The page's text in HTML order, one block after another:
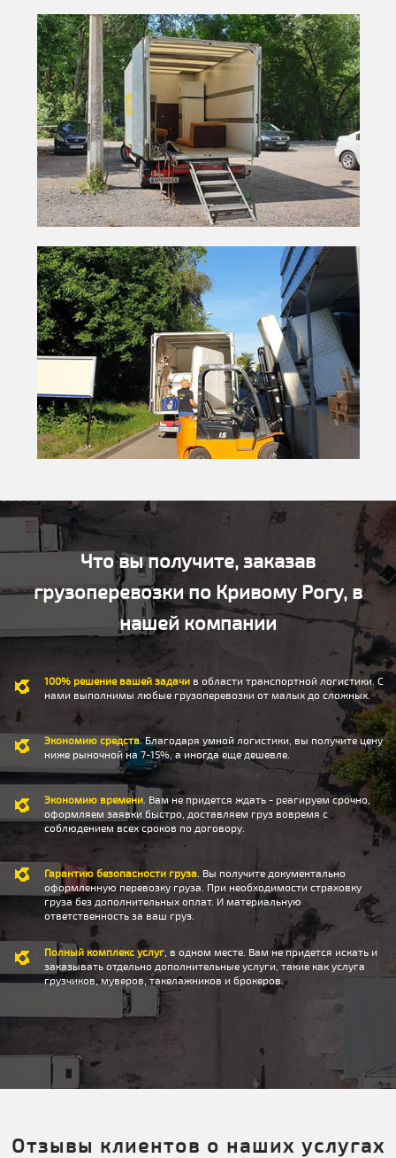
Что вы получите, заказав
грузоперевозки по Кривому Рогу, в
нашей компании
100% решение вашей задачи в области транспортной логистики. С
нами выполнимы любые грузоперевозки от малых до сложных.
Экономию средств. Благодаря умной логистики, вы получите цену
ниже рыночной на 7-15%, а иногда еще дешевле.
Экономию времени . Вам не придется ждать - реагируем срочно,
оформляем заявки быстро, доставляем груз вовремя с
соблюдением всех сроков по договору.
Гарантию безопасности груза . Вы получите документально
оформленную перевозку груза. При необходимости страховку
груза без дополнительных оплат. И материальную
ответственность за ваш груз.
Полный комплекс услуг , в одном месте. Вам не придется искать и
заказывать отдельно дополнительные услуги, такие как услуга
грузчиков, муверов, такелажников и брокеров.
Отзывы клиентов о наших услугах